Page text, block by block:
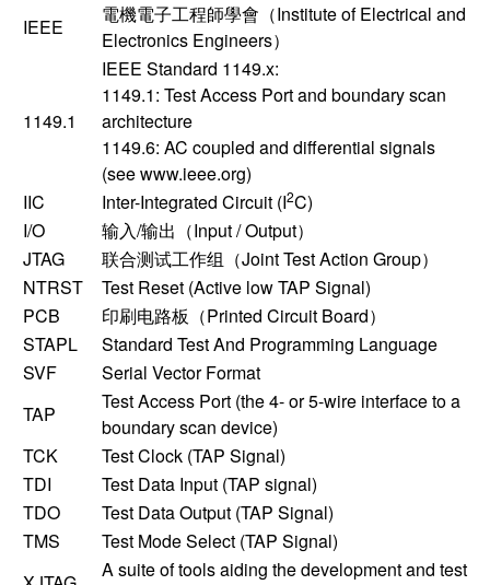
IEEE
電機電子工程師學會（Institute of Electrical and
Electronics Engineers）
1149.1
IEEE Standard 1149.x:
1149.1: Test Access Port and boundary scan
architecture
1149.6: AC coupled and differential signals
(seewww.ieee.org)
IIC
Inter-Integrated Circuit (I2C)
I/O
输入/输出（Input / Output）
JTAG
联合测试工作组（Joint Test Action Group）
NTRST
Test Reset (Active low TAP Signal)
PCB
印刷电路板（Printed Circuit Board）
STAPL
Standard Test And Programming Language
SVF
Serial Vector Format
TAP
Test Access Port (the 4- or 5-wire interface to a
boundary scan device)
TCK
Test Clock (TAP Signal)
TDI
Test Data Input (TAP signal)
TDO
Test Data Output (TAP Signal)
TMS
Test Mode Select (TAP Signal)
A suite of tools aiding the development and test